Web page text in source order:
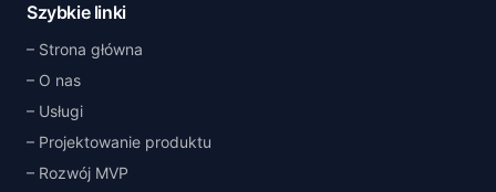
Szybkie linki
Strona główna
O nas
Usługi
Projektowanie produktu
Rozwój MVP